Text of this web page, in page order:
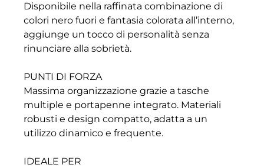
Disponibile nella raffinata combinazione di
colori nero fuori e fantasia colorata all’interno,
aggiunge un tocco di personalità senza
rinunciare alla sobrietà.
PUNTI DI FORZA
Massima organizzazione grazie a tasche
multiple e portapenne integrato. Materiali
robusti e design compatto, adatta a un
utilizzo dinamico e frequente.
IDEALE PER